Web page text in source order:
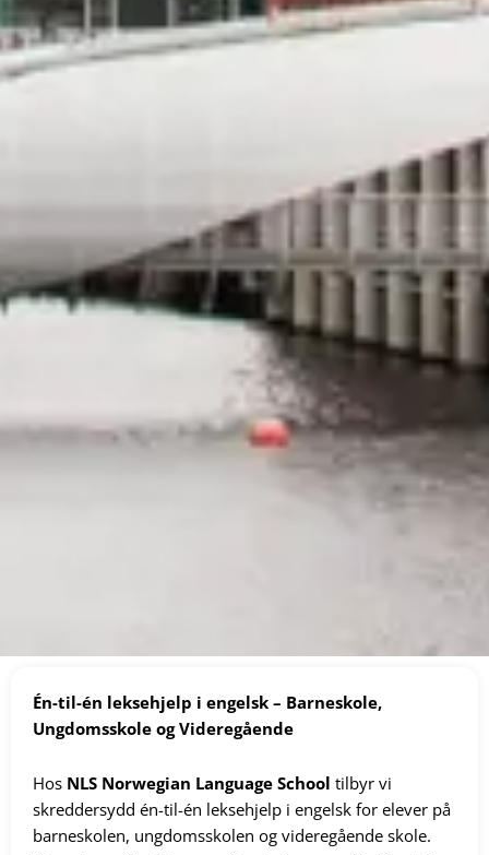
Én-til-én leksehjelp i engelsk – Barneskole,
Ungdomsskole og Videregående
Hos NLS Norwegian Language School tilbyr vi
skreddersydd én-til-én leksehjelp i engelsk for elever på
barneskolen, ungdomsskolen og videregående skole.